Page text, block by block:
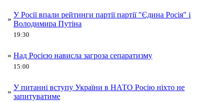
»
У Росії впали рейтинги партії партії "Єдина Росія" і
Володимира Путіна
19:30
» Над Росією нависла загроза сепаратизму
15:00
»
У питанні вступу України в НАТО Росію ніхто не
запитуватиме